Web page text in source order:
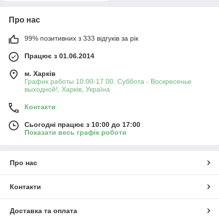
Про нас
99% позитивних з 333 відгуків за рік
Працює з 01.06.2014
м. Харків
График работы 10.00-17.00. Суббота - Воскресенье
выходной!, Харків, Україна
Контакти
Сьогодні працює з 10:00 до 17:00
Показати весь графік роботи
Про нас
Контакти
Доставка та оплата